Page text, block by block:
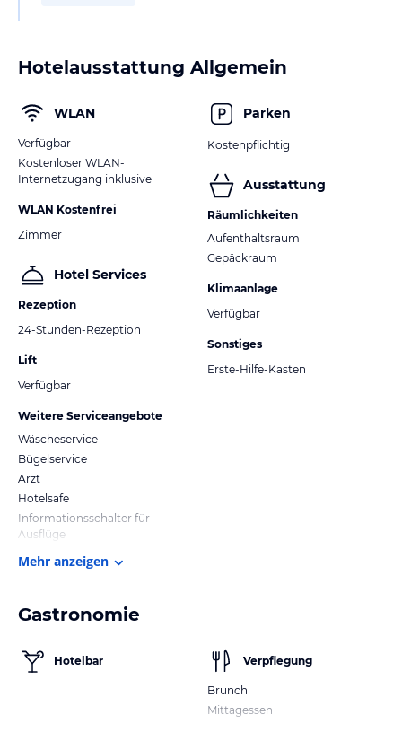
Hotelausstattung Allgemein
WLAN
Verfügbar
Kostenloser WLAN-
Internetzugang inklusive
WLAN Kostenfrei
Zimmer
Hotel Services
Rezeption
24-Stunden-Rezeption
Lift
Verfügbar
Weitere Serviceangebote
Wäscheservice
Bügelservice
Arzt
Hotelsafe
Informationsschalter für
Ausflüge
Parken
Kostenpflichtig
Ausstattung
Räumlichkeiten
Aufenthaltsraum
Gepäckraum
Klimaanlage
Verfügbar
Sonstiges
Erste-Hilfe-Kasten
Mehr anzeigen
Gastronomie
Hotelbar Verpflegung
Brunch
Mittagessen